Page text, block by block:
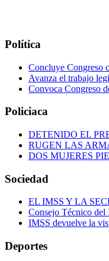
Política
Concluye Congreso
Avanza el trabajo
Convoca Congreso
Policiaca
DETENIDO EL
RUGEN LAS
DOS MUJERES
Sociedad
EL IMSS Y LA
Consejo Técnico del
IMSS devuelve la
Deportes